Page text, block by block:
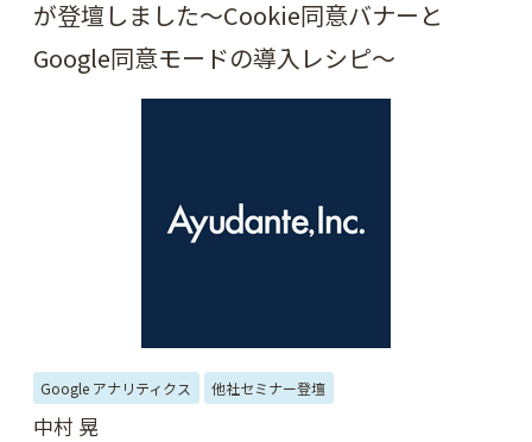
が登壇しました～Cookie同意バナーと
Google同意モードの導入レシピ～
Google アナリティクス 他社セミナー登壇
中村 晃